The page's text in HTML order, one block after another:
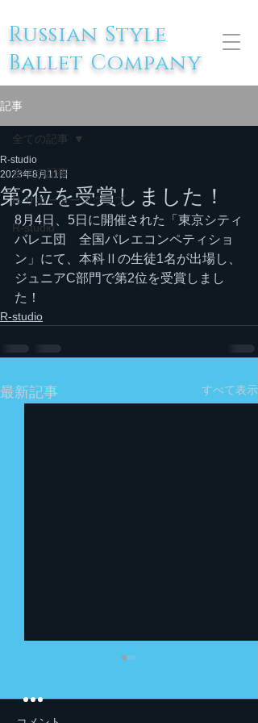
Russian Style
Ballet Company
記事
全ての記事
R-サポーターズクラブ
R-studio
全ての記事
第2位を受賞しました！
R-studio
2023年8月11日
8月4日、5日に開催された「東京シティ
バレエ団　全国バレエコンペティショ
ン」にて、本科Ⅱの生徒1名が出場し、
ジュニアC部門で第2位を受賞しまし
た！
R-studio
最新記事 すべて表示